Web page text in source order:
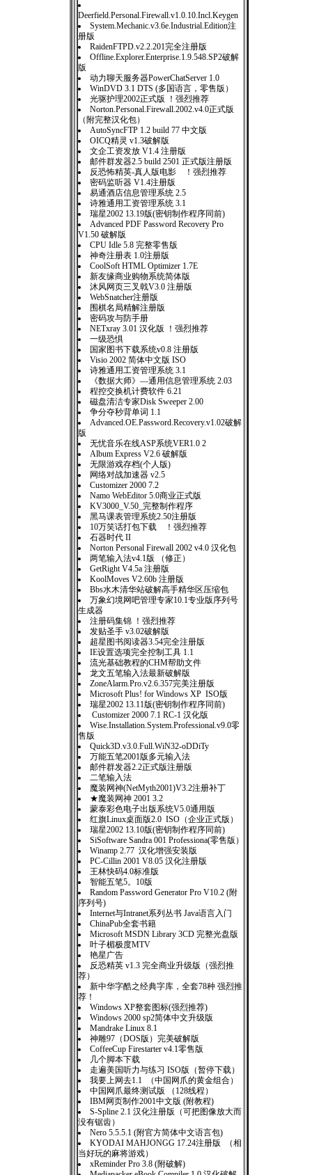
Deerfield.Personal.Firewall.v1.0.10.Incl.Keygen
System.Mechanic.v3.6e.Industrial.Edition注
册版
RaidenFTPD.v2.2.201完全注册版
Offline.Explorer.Enterprise.1.9.548.SP2破解
版
动力聊天服务器PowerChatServer 1.0
WinDVD 3.1 DTS (多国语言，零售版）
光驱护理2002正式版 ！强烈推荐
Norton.Personal.Firewall.2002.v4.0正式版
（附完整汉化包）
AutoSyncFTP 1.2 build 77 中文版
OICQ精灵 v1.3破解版
文企工资发放 V1.4 注册版
邮件群发器2.5 build 2501 正式版注册版
反恐怖精英-真人版电影 ！强烈推荐
密码监听器 V1.4注册版
易通酒店信息管理系统 2.5
诗雅通用工资管理系统 3.1
瑞星2002 13.19版(密钥制作程序同前)
Advanced PDF Password Recovery Pro
V1.50 破解版
CPU Idle 5.8 完整零售版
神奇注册表 1.0注册版
CoolSoft HTML Optimizer 1.7E
新友缘商业购物系统简体版
沐风网页三叉戟V3.0 注册版
WebSnatcher注册版
围棋名局精解注册版
密码攻与防手册
NETxray 3.01 汉化版 ！强烈推荐
一级恐惧
国家图书下载系统v0.8 注册版
Visio 2002 简体中文版 ISO
诗雅通用工资管理系统 3.1
《数据大师》—通用信息管理系统 2.03
程控交换机计费软件 6.21
磁盘清洁专家Disk Sweeper 2.00
争分夺秒背单词 1.1
Advanced.OE.Password.Recovery.v1.02破解
版
无忧音乐在线ASP系统VER1.0 2
Album Express V2.6 破解版
无限游戏存档(个人版)
网络对战加速器 v2.5
Customizer 2000 7.2
Namo WebEditor 5.0商业正式版
KV3000_V.50_完整制作程序
黑马课表管理系统2.50注册版
10万笑话打包下载 ！强烈推荐
石器时代 II
Norton Personal Firewall 2002 v4.0 汉化包
两笔输入法v4.1版 （修正）
GetRight V4.5a 注册版
KoolMoves V2.60b 注册版
Bbs水木清华站破解高手精华区压缩包
万象幻境网吧管理专家10.1专业版序列号
生成器
注册码集锦 ！强烈推荐
发贴圣手 v3.02破解版
超星图书阅读器3.54完全注册版
IE设置选项完全控制工具 1.1
流光基础教程的CHM帮助文件
龙文五笔输入法最新破解版
ZoneAlarm.Pro.v2.6.357完美注册版
Microsoft Plus! for Windows XP ISO版
瑞星2002 13.11版(密钥制作程序同前)
Customizer 2000 7.1 RC-1 汉化版
Wise.Installation.System.Professional.v9.0零
售版
Quick3D.v3.0.Full.WiN32-oDDiTy
万能五笔2001版多元输入法
邮件群发器2.2正式版注册版
二笔输入法
魔装网神(NetMyth2001)V3.2注册补丁
★魔装网神 2001 3.2
蒙泰彩色电子出版系统V5.0通用版
红旗Linux桌面版2.0 ISO（企业正式版）
瑞星2002 13.10版(密钥制作程序同前)
SiSoftware Sandra 001 Professiona(零售版）
Winamp 2.77 汉化增强安装版
PC-Cillin 2001 V8.05 汉化注册版
王林快码4.0标准版
智能五笔5。10版
Random Password Generator Pro V10.2 (附
序列号)
Internet与Intranet系列丛书 Java语言入门
ChinaPub全套书籍
Microsoft MSDN Library 3CD 完整光盘版
叶子楣极度MTV
艳星广告
反恐精英 v1.3 完全商业升级版（强烈推
荐）
新中华字酷之经典字库，全套78种 强烈推
荐！
Windows XP整套图标(强烈推荐)
Windows 2000 sp2简体中文升级版
Mandrake Linux 8.1
神雕97（DOS版）完美破解版
CoffeeCup Firestarter v4.1零售版
几个脚本下载
走遍美国听力与练习 ISO版（暂停下载）
我要上网去1.1 （中国网爪的黄金组合）
中国网爪最终测试版 （128线程）
IBM网页制作2001中文版 (附教程)
S-Spline 2.1 汉化注册版（可把图像放大而
没有锯齿）
Nero 5.5.5.1 (附官方简体中文语言包)
KYODAI MAHJONGG 17.24注册版 （相
当好玩的麻将游戏）
xReminder Pro 3.8 (附破解)